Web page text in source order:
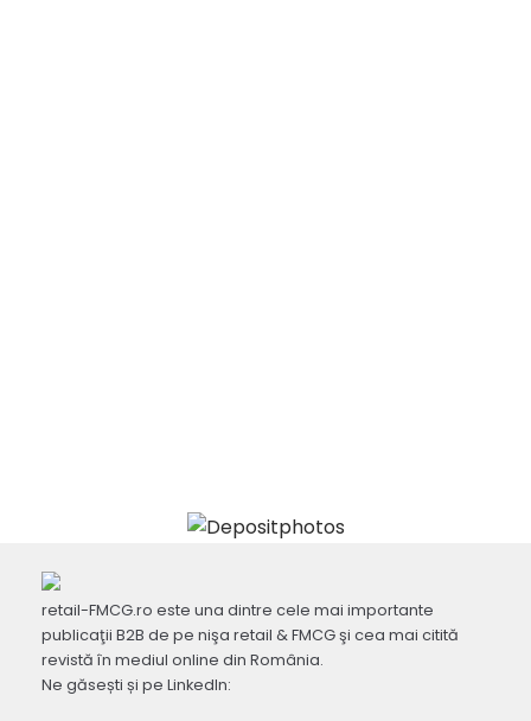
retail-FMCG.ro este una dintre cele mai importante
publicaţii B2B de pe nişa retail & FMCG şi cea mai citită
revistă în mediul online din România.
Ne găsești și pe LinkedIn: